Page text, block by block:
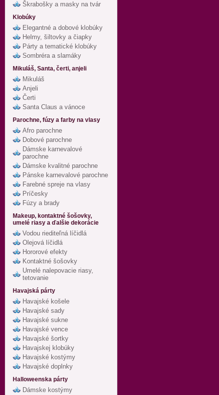
Škrabošky a masky na tvár
Klobúky
Elegantné a dobové klobúky
Helmy, šiltovky a čiapky
Párty a tematické klobúky
Sombréra a slamáky
Mikuláš, Santa, čerti, anjeli
Mikuláš
Anjeli
Čerti
Santa Claus a vánoce
Parochne, fúzy a farby na vlasy
Afro parochne
Dobové parochne
Dámske karnevalové
parochne
Dámske kvalitné parochne
Pánske karnevalové parochne
Farebné spreje na vlasy
Príčesky
Fúzy a brady
Makeup, kontaktné šošovky,
umelé riasy a ďalšie dekorácie
Vodou riediteľná líčidlá
Olejová líčidlá
Hororové efekty
Kontaktné šošovky
Umelé nalepovacie riasy,
tetovanie
Havajská párty
Havajské košele
Havajské sady
Havajské sukne
Havajské vence
Havajské šortky
Havajskej klobúky
Havajské kostýmy
Havajské doplnky
Halloweenska párty
Dámske kostýmy